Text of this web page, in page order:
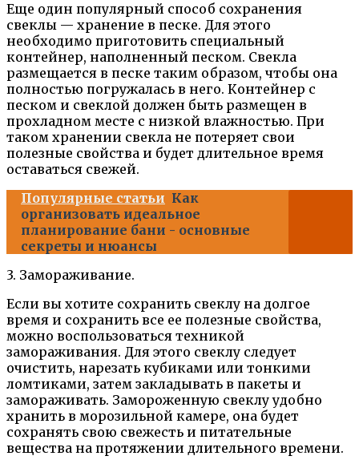
Еще один популярный способ сохранения
свеклы — хранение в песке. Для этого
необходимо приготовить специальный
контейнер, наполненный песком. Свекла
размещается в песке таким образом, чтобы она
полностью погружалась в него. Контейнер с
песком и свеклой должен быть размещен в
прохладном месте с низкой влажностью. При
таком хранении свекла не потеряет свои
полезные свойства и будет длительное время
оставаться свежей.
Популярные статьи Как
организовать идеальное
планирование бани - основные
секреты и нюансы
3. Замораживание.
Если вы хотите сохранить свеклу на долгое
время и сохранить все ее полезные свойства,
можно воспользоваться техникой
замораживания. Для этого свеклу следует
очистить, нарезать кубиками или тонкими
ломтиками, затем закладывать в пакеты и
замораживать. Замороженную свеклу удобно
хранить в морозильной камере, она будет
сохранять свою свежесть и питательные
вещества на протяжении длительного времени.